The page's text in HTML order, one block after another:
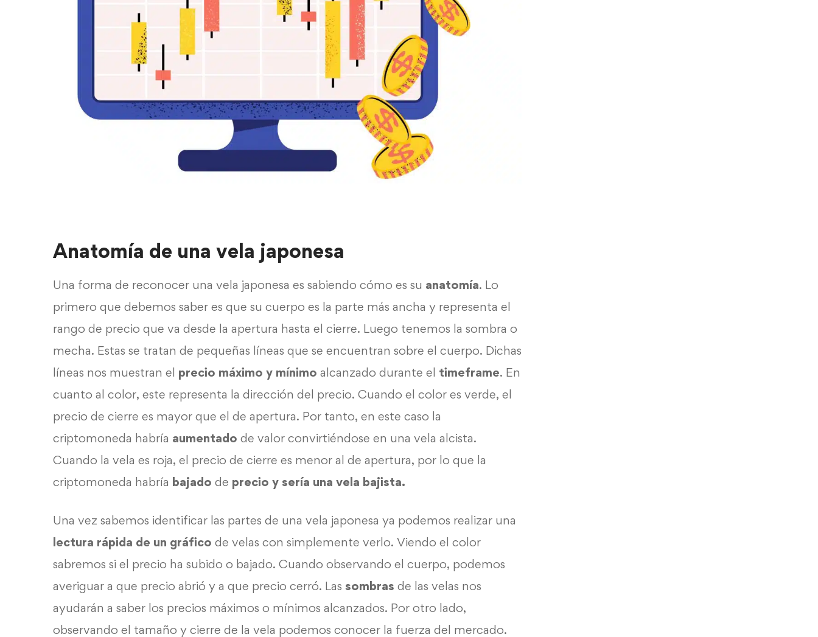
Anatomía de una vela japonesa
Una forma de reconocer una vela japonesa es sabiendo cómo es su anatomía. Lo
primero que debemos saber es que su cuerpo es la parte más ancha y representa el
rango de precio que va desde la apertura hasta el cierre. Luego tenemos la sombra o
mecha. Estas se tratan de pequeñas líneas que se encuentran sobre el cuerpo. Dichas
líneas nos muestran el precio máximo y mínimo alcanzado durante el timeframe. En
cuanto al color, este representa la dirección del precio. Cuando el color es verde, el
precio de cierre es mayor que el de apertura. Por tanto, en este caso la
criptomoneda habría aumentado de valor convirtiéndose en una vela alcista.
Cuando la vela es roja, el precio de cierre es menor al de apertura, por lo que la
criptomoneda habría bajado de precio y sería una vela bajista.
Una vez sabemos identificar las partes de una vela japonesa ya podemos realizar una
lectura rápida de un gráfico de velas con simplemente verlo. Viendo el color
sabremos si el precio ha subido o bajado. Cuando observando el cuerpo, podemos
averiguar a que precio abrió y a que precio cerró. Las sombras de las velas nos
ayudarán a saber los precios máximos o mínimos alcanzados. Por otro lado,
observando el tamaño y cierre de la vela podemos conocer la fuerza del mercado.